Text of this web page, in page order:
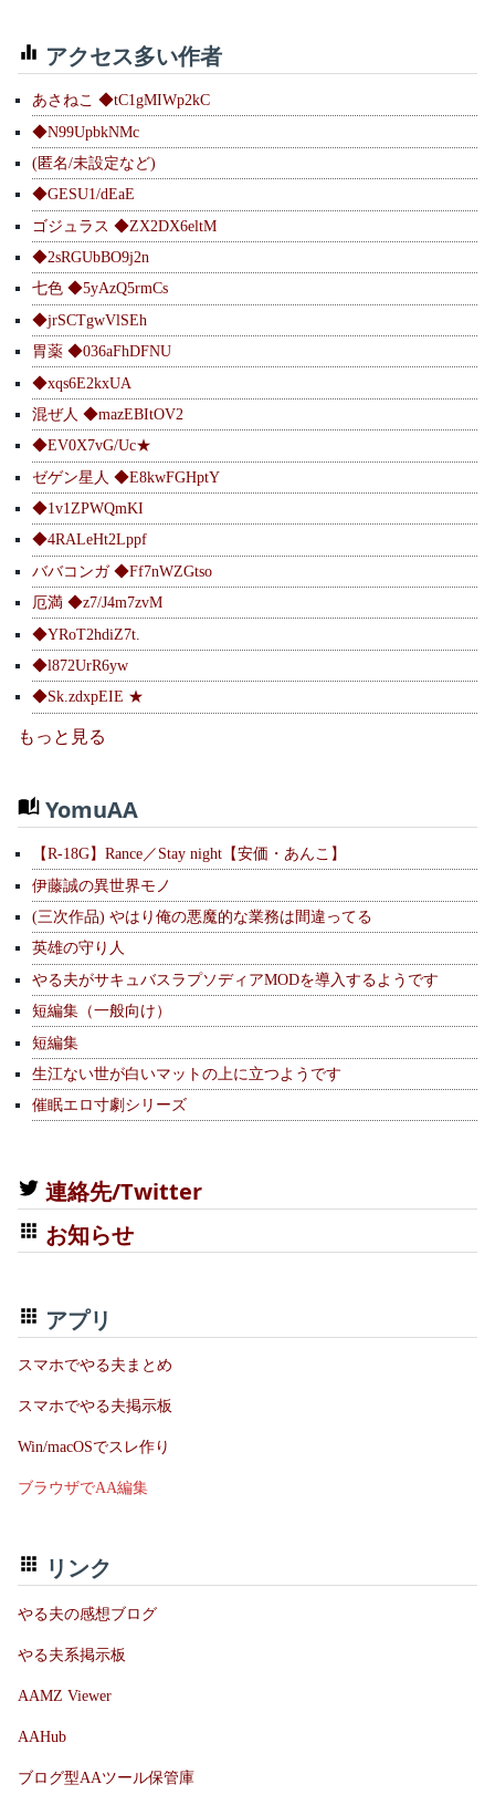
アクセス多い作者
あさねこ ◆tC1gMIWp2kC
◆N99UpbkNMc
(匿名/未設定など)
◆GESU1/dEaE
ゴジュラス ◆ZX2DX6eltM
◆2sRGUbBO9j2n
七色 ◆5yAzQ5rmCs
◆jrSCTgwVlSEh
胃薬 ◆036aFhDFNU
◆xqs6E2kxUA
混ぜ人 ◆mazEBItOV2
◆EV0X7vG/Uc★
ゼゲン星人 ◆E8kwFGHptY
◆1v1ZPWQmKI
◆4RALeHt2Lppf
ババコンガ ◆Ff7nWZGtso
厄満 ◆z7/J4m7zvM
◆YRoT2hdiZ7t.
◆l872UrR6yw
◆Sk.zdxpEIE ★
もっと見る
YomuAA
【R-18G】Rance／Stay night【安価・あんこ】
伊藤誠の異世界モノ
(三次作品) やはり俺の悪魔的な業務は間違ってる
英雄の守り人
やる夫がサキュバスラプソディアMODを導入するようです
短編集（一般向け）
短編集
生江ない世が白いマットの上に立つようです
催眠エロ寸劇シリーズ
連絡先/Twitter
お知らせ
アプリ
スマホでやる夫まとめ
スマホでやる夫掲示板
Win/macOSでスレ作り
ブラウザでAA編集
リンク
やる夫の感想ブログ
やる夫系掲示板
AAMZ Viewer
AAHub
ブログ型AAツール保管庫